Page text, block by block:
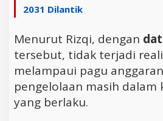
2031 Dilantik
Menurut Rizqi, dengan
tersebut, tidak terjadi
melampaui pagu
pengelolaan masih dalam
yang berlaku.